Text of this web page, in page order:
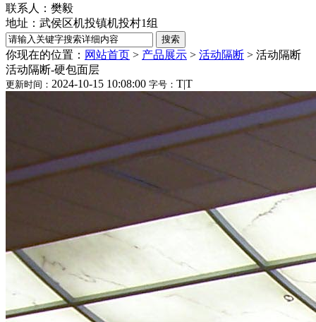
联系人：樊毅
地址：武侯区机投镇机投村1组
你现在的位置： 网站首页 > 产品展示 > 活动隔断 > 活动隔断
活动隔断-硬包面层
更新时间： 2024-10-15 10:08:00 字号： T|T